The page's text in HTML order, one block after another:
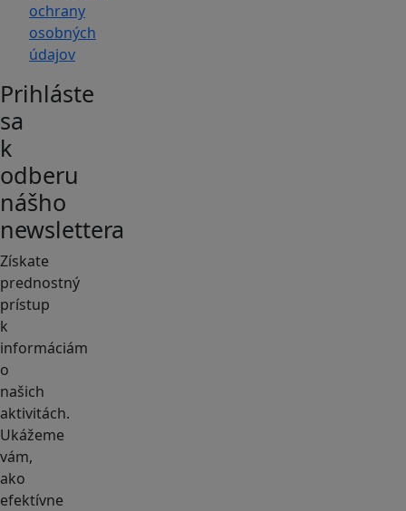
ochrany
osobných
údajov
Prihláste
sa
k
odberu
nášho
newslettera
Získate
prednostný
prístup
k
informáciám
o
našich
aktivitách.
Ukážeme
vám,
ako
efektívne